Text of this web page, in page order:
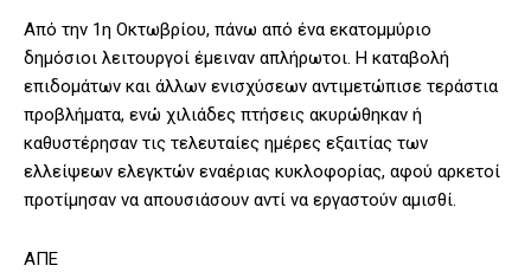
Από την 1η Οκτωβρίου, πάνω από ένα εκατομμύριο
δημόσιοι λειτουργοί έμειναν απλήρωτοι. Η καταβολή
επιδομάτων και άλλων ενισχύσεων αντιμετώπισε τεράστια
προβλήματα, ενώ χιλιάδες πτήσεις ακυρώθηκαν ή
καθυστέρησαν τις τελευταίες ημέρες εξαιτίας των
ελλείψεων ελεγκτών εναέριας κυκλοφορίας, αφού αρκετοί
προτίμησαν να απουσιάσουν αντί να εργαστούν αμισθί.
ΑΠΕ